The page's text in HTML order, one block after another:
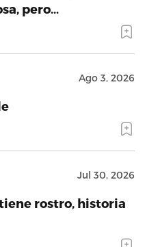
pero…
Ago 3, 2026
Jul 30, 2026
rostro, historia